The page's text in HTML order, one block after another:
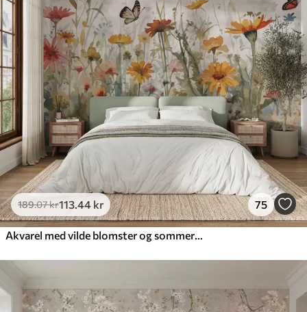
189.07kr113 .44 kr 75